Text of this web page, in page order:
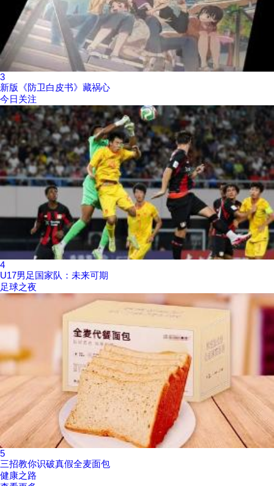
3
新版《防卫白皮书》藏祸心
今日关注
4
U17男足国家队：未来可期
足球之夜
5
三招教你识破真假全麦面包
健康之路